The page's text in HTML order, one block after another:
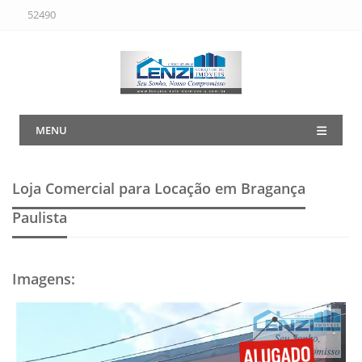
52490
MENU
Loja Comercial para Locação em Bragança
Paulista
Imagens: